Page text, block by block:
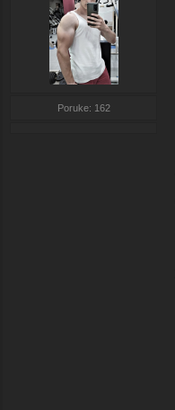
Poruke: 162